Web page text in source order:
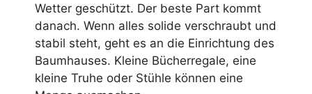
Wetter geschützt. Der beste Part kommt
danach. Wenn alles solide verschraubt und
stabil steht, geht es an die Einrichtung des
Baumhauses. Kleine Bücherregale, eine
kleine Truhe oder Stühle können eine